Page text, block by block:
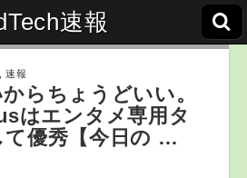
速報
,速報
らちょうどいい。
はエンタメ専用 タ
て優秀【今日の …